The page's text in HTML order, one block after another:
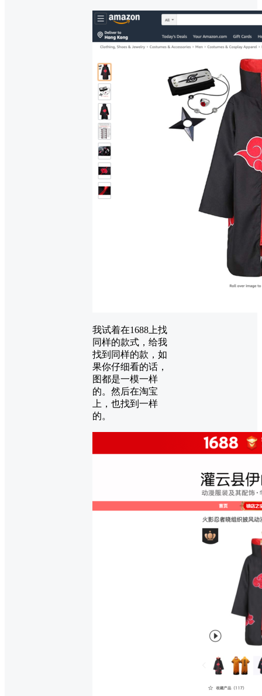
我试着在1688上找
同样的款式，给我
找到同样的款，如
果你仔细看的话，
图都是一模一样
的。然后在淘宝
上，也找到一样
的。